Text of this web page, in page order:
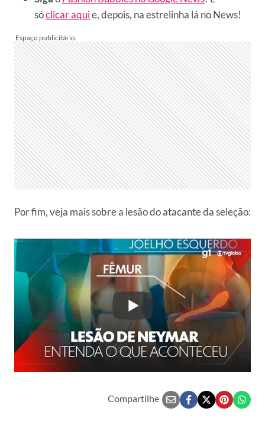
sóclicar aquie, depois, na estrelinha lá no News!
Por fim, veja mais sobre a lesão do atacante da seleção:
Compartilhe